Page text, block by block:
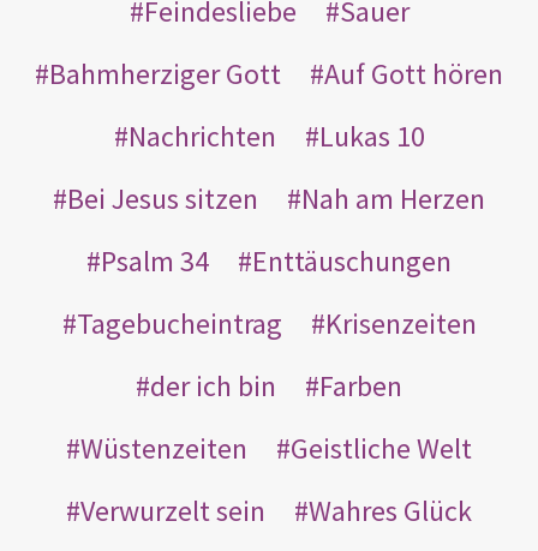
Feindesliebe
Sauer
Bahmherziger Gott
Auf Gott hören
Nachrichten
Lukas 10
Bei Jesus sitzen
Nah am Herzen
Psalm 34
Enttäuschungen
Tagebucheintrag
Krisenzeiten
der ich bin
Farben
Wüstenzeiten
Geistliche Welt
Verwurzelt sein
Wahres Glück